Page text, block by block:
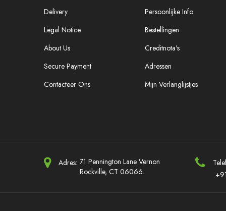
Delivery
Legal Notice
About Us
Secure Payment
Contacteer Ons
Persoonlijke Info
Bestellingen
Creditnota's
Adressen
Mijn Verlanglijstjes
Adres: 71 Pennington Lane Vernon
Rockville, CT 06066.